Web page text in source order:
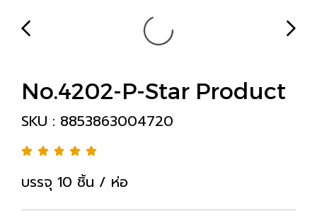
No.4202-P-Star Product
SKU : 8853863004720
บรรจุ 10 ชิ้น / ห่อ